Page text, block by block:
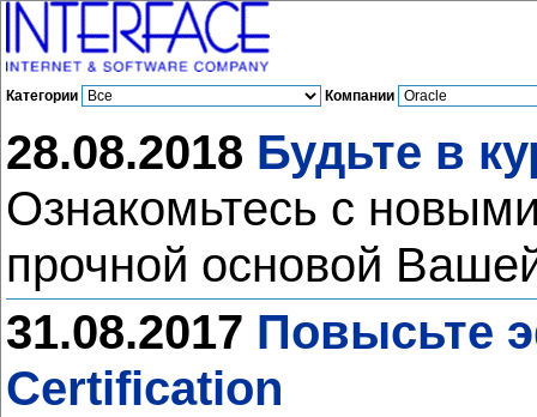
Категории Компании
28.08.2018 Будьте в
Ознакомьтесь с
прочной основой
31.08.2017 Повысьте
Certification